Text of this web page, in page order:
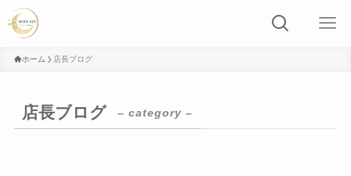
ホーム 店長ブログ
店長ブログ – category –